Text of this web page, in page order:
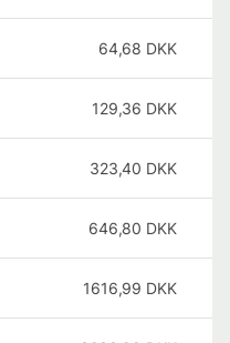
64,68 DKK
129,36 DKK
323,40 DKK
646,80 DKK
1616,99 DKK